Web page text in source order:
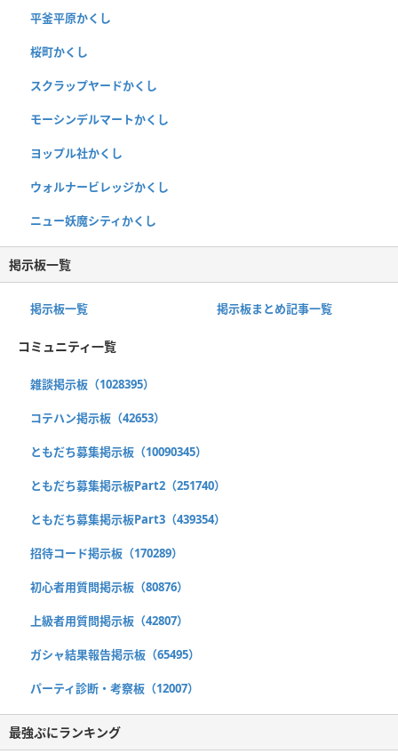
平釜平原かくし
桜町かくし
スクラップヤードかくし
モーシンデルマートかくし
ヨップル社かくし
ウォルナービレッジかくし
ニュー妖魔シティかくし
掲示板一覧
掲示板一覧 掲示板まとめ記事一覧
コミュニティ一覧
雑談掲示板（1028395）
コテハン掲示板（42653）
ともだち募集掲示板（10090345）
ともだち募集掲示板Part2（251740）
ともだち募集掲示板Part3（439354）
招待コード掲示板（170289）
初心者用質問掲示板（80876）
上級者用質問掲示板（42807）
ガシャ結果報告掲示板（65495）
パーティ診断・考察板（12007）
最強ぷにランキング